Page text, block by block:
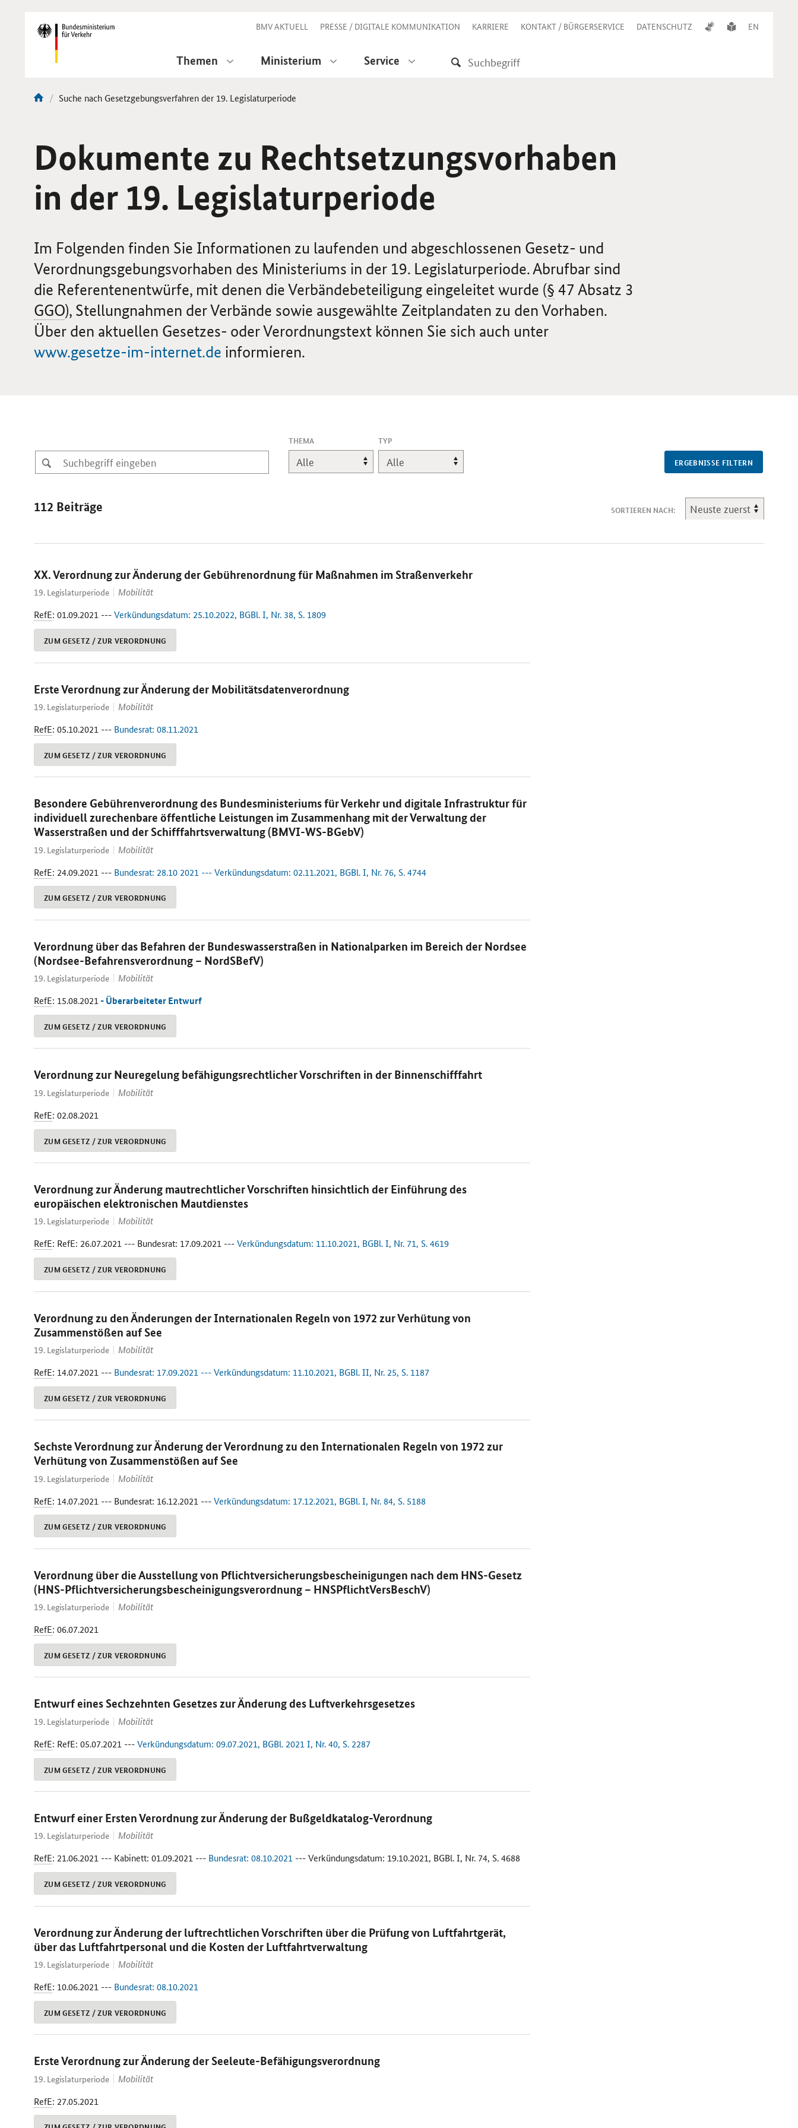
Navigation BMV AKTUELL PRESSE / DIGITALE KOMMUNIKATION KARRIERE KONTAKT / BÜRGERSERVICE DATENSCHUTZ EN
Themen Ministerium Service
Aktuelle
Suche nach Gesetzgebungsverfahren der 19. Legislaturperiode
Dokumente zu Rechtsetzungsvorhaben
in der 19. Legislaturperiode
Im Folgenden finden Sie Informationen zu laufenden und abgeschlossenen Gesetz- und
Verordnungsgebungsvorhaben des Ministeriums in der 19. Legislaturperiode. Abrufbar sind
die Referentenentwürfe, mit denen die Verbändebeteiligung eingeleitet wurde (§ 47 Absatz 3
GGO), Stellungnahmen der Verbände sowie ausgewählte Zeitplandaten zu den Vorhaben.
Über den aktuellen Gesetzes- oder Verordnungstext können Sie sich auch unter
www.gesetze-im-internet.de informieren.
THEMA TYP
ERGEBNISSE FILTERN
112 Beiträge SORTIEREN NACH:
XX. Verordnung zur Änderung der Gebührenordnung für Maßnahmen im Straßenverkehr
19. Legislaturperiode
Mobilität
RefE: 01.09.2021 ---Verkündungsdatum: 25.10.2022, BGBl. I, Nr. 38, S. 1809
ZUM GESETZ / ZUR VERORDNUNG
Erste Verordnung zur Änderung der Mobilitätsdatenverordnung
19. Legislaturperiode
Mobilität
RefE: 05.10.2021 --- Bundesrat: 08.11.2021
ZUM GESETZ / ZUR VERORDNUNG
Besondere Gebührenverordnung des Bundesministeriums für Verkehr und digitale Infrastruktur für
individuell zurechenbare öffentliche Leistungen im Zusammenhang mit der Verwaltung der
Wasserstraßen und der Schifffahrtsverwaltung (BMVI-WS-BGebV)
19. Legislaturperiode
Mobilität
RefE: 24.09.2021 --- Bundesrat: 28.10 2021 --- Verkündungsdatum: 02.11.2021, BGBl. I, Nr. 76, S. 4744
ZUM GESETZ / ZUR VERORDNUNG
Verordnung über das Befahren der Bundeswasserstraßen in Nationalparken im Bereich der Nordsee
(Nordsee-Befahrensverordnung – NordSBefV)
19. Legislaturperiode
Mobilität
RefE: 15.08.2021- Überarbeiteter Entwurf
ZUM GESETZ / ZUR VERORDNUNG
Verordnung zur Neuregelung befähigungsrechtlicher Vorschriften in der Binnenschifffahrt
19. Legislaturperiode
Mobilität
RefE: 02.08.2021
ZUM GESETZ / ZUR VERORDNUNG
Verordnung zur Änderung mautrechtlicher Vorschriften hinsichtlich der Einführung des
europäischen elektronischen Mautdienstes
19. Legislaturperiode
Mobilität
RefE: RefE: 26.07.2021 --- Bundesrat: 17.09.2021 ---Verkündungsdatum: 11.10.2021, BGBl. I, Nr. 71, S. 4619
ZUM GESETZ / ZUR VERORDNUNG
Verordnung zu den Änderungen der Internationalen Regeln von 1972 zur Verhütung von
Zusammenstößen auf See
19. Legislaturperiode
Mobilität
RefE: 14.07.2021 --- Bundesrat: 17.09.2021 --- Verkündungsdatum: 11.10.2021, BGBl. II, Nr. 25, S. 1187
ZUM GESETZ / ZUR VERORDNUNG
Sechste Verordnung zur Änderung der Verordnung zu den Internationalen Regeln von 1972 zur
Verhütung von Zusammenstößen auf See
19. Legislaturperiode
Mobilität
RefE: 14.07.2021 --- Bundesrat: 16.12.2021 ---Verkündungsdatum: 17.12.2021, BGBl. I, Nr. 84, S. 5188
ZUM GESETZ / ZUR VERORDNUNG
Verordnung über die Ausstellung von Pflichtversicherungsbescheinigungen nach dem HNS-Gesetz
(HNS-Pflichtversicherungsbescheinigungsverordnung – HNSPflichtVersBeschV)
19. Legislaturperiode
Mobilität
RefE: 06.07.2021
ZUM GESETZ / ZUR VERORDNUNG
Entwurf eines Sechzehnten Gesetzes zur Änderung des Luftverkehrsgesetzes
19. Legislaturperiode
Mobilität
RefE: RefE: 05.07.2021 ---Verkündungsdatum: 09.07.2021, BGBl. 2021 I, Nr. 40, S. 2287
ZUM GESETZ / ZUR VERORDNUNG
Entwurf einer Ersten Verordnung zur Änderung der Bußgeldkatalog-Verordnung
19. Legislaturperiode
Mobilität
RefE: 21.06.2021 --- Kabinett: 01.09.2021 --- Bundesrat: 08.10.2021 --- Verkündungsdatum: 19.10.2021, BGBl. I, Nr. 74, S. 4688
ZUM GESETZ / ZUR VERORDNUNG
Verordnung zur Änderung der luftrechtlichen Vorschriften über die Prüfung von Luftfahrtgerät,
über das Luftfahrtpersonal und die Kosten der Luftfahrtverwaltung
19. Legislaturperiode
Mobilität
RefE: 10.06.2021 --- Bundesrat: 08.10.2021
ZUM GESETZ / ZUR VERORDNUNG
Erste Verordnung zur Änderung der Seeleute-Befähigungsverordnung
19. Legislaturperiode
Mobilität
RefE: 27.05.2021